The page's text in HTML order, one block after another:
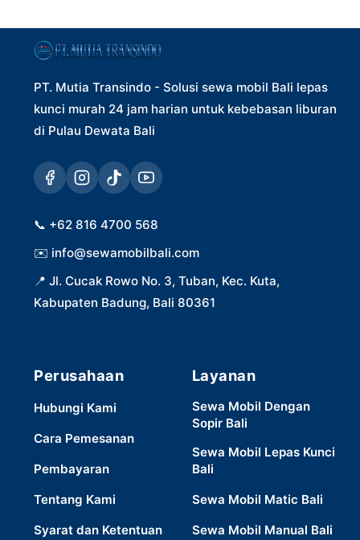
PT. Mutia Transindo - Solusi sewa mobil Bali lepas
kunci murah 24 jam harian untuk kebebasan liburan
di Pulau Dewata Bali
📞 +62 816 4700 568
✉️ info@sewamobilbali.com
📍Jl. Cucak Rowo No. 3, Tuban, Kec. Kuta,
Kabupaten Badung, Bali 80361
Perusahaan
Hubungi Kami
Cara Pemesanan
Pembayaran
Tentang Kami
Syarat dan Ketentuan
Layanan
Sewa Mobil Dengan
Sopir Bali
Sewa Mobil Lepas Kunci
Bali
Sewa Mobil Matic Bali
Sewa Mobil Manual Bali